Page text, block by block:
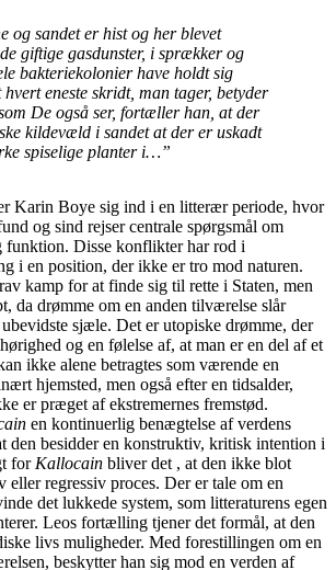
og sandet er hist og her blevet
giftige gasdunster, i sprækker og
bakteriekolonier have holdt sig
hvert eneste skridt, man tager, betyder
De også ser, fortæller han, at der
kildevæld i sandet at der er uskadt
spiselige planter i…”
Karin Boye sig ind i en litterær periode, hvor
og sind rejser centrale spørgsmål om
funktion. Disse konflikter har rod i
i en position, der ikke er tro mod naturen.
kamp for at finde sig til rette i Staten, men
da drømme om en anden tilværelse slår
sjæle. Det er utopiske drømme, der
og en følelse af, at man er en del af et
ikke alene betragtes som værende en
hjemsted, men også efter en tidsalder,
er præget af ekstremernes fremstød.
en kontinuerlig benægtelse af verdens
den besidder en konstruktiv, kritisk intention i
for Kallocain bliver det , at den ikke blot
eller regressiv proces. Der er tale om en
det lukkede system, som litteraturens egen
Leos fortælling tjener det formål, at den
livs muligheder. Med forestillingen om en
beskytter han sig mod en verden af